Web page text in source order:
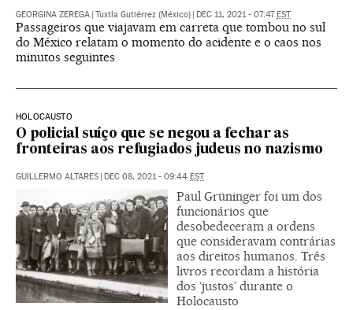
GEORGINA ZEREGA Tuxtla Gutiérrez (México) DEC 11, 2021 - 07:47 EST
Passageiros que viajavam em carreta que tombou no sul
do México relatam o momento do acidente e o caos nos
minutos seguintes
HOLOCAUSTO
O policial suíço que se negou a fechar as
fronteiras aos refugiados judeus no nazismo
GUILLERMO ALTARES DEC 08, 2021 - 09:44 EST
Paul Grüninger foi um dos
funcionários que
desobedeceram a ordens
que consideravam contrárias
aos direitos humanos. Três
livros recordam a história
dos ‘justos’ durante o
Holocausto